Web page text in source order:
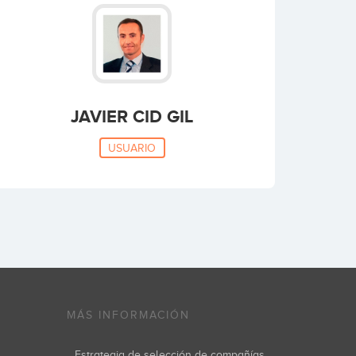
JAVIER CID GIL
USUARIO
MÁS INFORMACIÓN